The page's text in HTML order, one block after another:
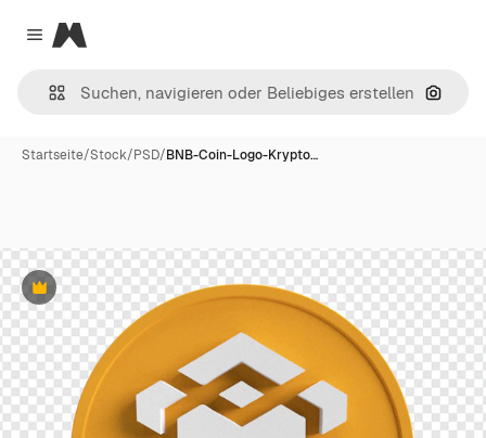
Close menu
Magnific
Nach
Startseite/Stock/PSD/BNB-Coin-Logo-Krypto…
Premium